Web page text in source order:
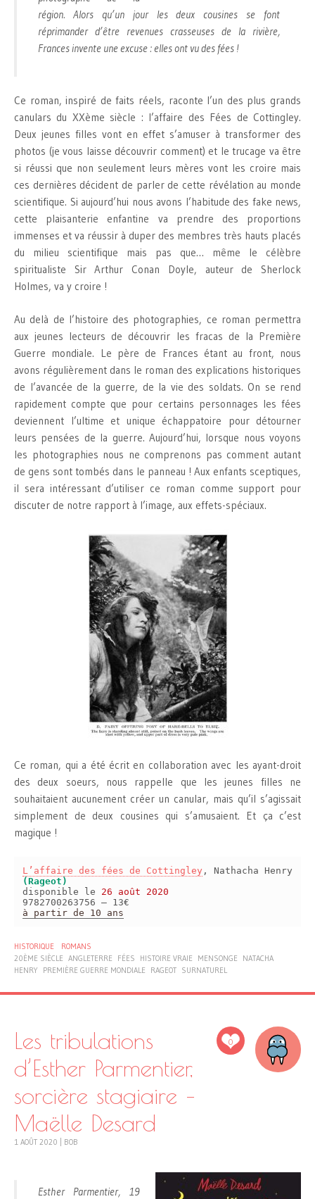
région. Alors qu’un jour les deux cousines se font
réprimander d’être revenues crasseuses de la rivière,
Frances invente une excuse : elles ont vu des fées !
Ce roman, inspiré de faits réels, raconte l’un des plus grands
canulars du XXème siècle : l’affaire des Fées de Cottingley.
Deux jeunes filles vont en effet s’amuser à transformer des
photos (je vous laisse découvrir comment) et le trucage va être
si réussi que non seulement leurs mères vont les croire mais
ces dernières décident de parler de cette révélation au monde
scientifique. Si aujourd’hui nous avons l’habitude des fake news,
cette plaisanterie enfantine va prendre des proportions
immenses et va réussir à duper des membres très hauts placés
du milieu scientifique mais pas que… même le célèbre
spiritualiste Sir Arthur Conan Doyle, auteur de Sherlock
Holmes, va y croire !
Au delà de l’histoire des photographies, ce roman permettra
aux jeunes lecteurs de découvrir les fracas de la Première
Guerre mondiale. Le père de Frances étant au front, nous
avons régulièrement dans le roman des explications historiques
de l’avancée de la guerre, de la vie des soldats. On se rend
rapidement compte que pour certains personnages les fées
deviennent l’ultime et unique échappatoire pour détourner
leurs pensées de la guerre. Aujourd’hui, lorsque nous voyons
les photographies nous ne comprenons pas comment autant
de gens sont tombés dans le panneau ! Aux enfants sceptiques,
il sera intéressant d’utiliser ce roman comme support pour
discuter de notre rapport à l’image, aux effets-spéciaux.
Ce roman, qui a été écrit en collaboration avec les ayant-droit
des deux soeurs, nous rappelle que les jeunes filles ne
souhaitaient aucunement créer un canular, mais qu’il s’agissait
simplement de deux cousines qui s’amusaient. Et ça c’est
magique !
L’affaire des fées de Cottingley , Nathacha Henry
(Rageot)
disponible le 26 août 2020
9782700263756 – 13€
à partir de 10 ans
HISTORIQUE
ROMANS
20ÈME SIÈCLE ANGLETERRE FÉES HISTOIRE VRAIE MENSONGE
NATACHA
HENRY
PREMIÈRE GUERRE MONDIALE RAGEOT SURNATUREL
0
Les tribulations
d’Esther Parmentier,
sorcière stagiaire –
Maëlle Desard
1 AOÛT 2020 BOB
Esther Parmentier, 19